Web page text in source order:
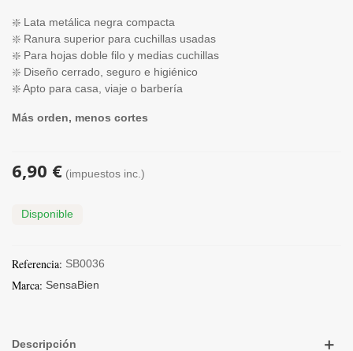
❇️ Lata metálica negra compacta
❇️ Ranura superior para cuchillas usadas
❇️ Para hojas doble filo y medias cuchillas
❇️ Diseño cerrado, seguro e higiénico
❇️ Apto para casa, viaje o barbería
Más orden, menos cortes
6,90 € (impuestos inc.)
Disponible
Referencia: SB0036
Marca: SensaBien
Descripción